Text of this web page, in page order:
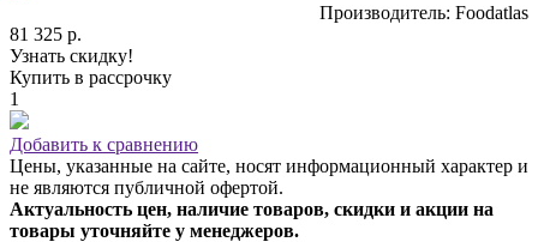
Производитель: Foodatlas
81 325 р.
Узнать скидку!
Купить в рассрочку
1
Добавить к сравнению
Цены, указанные на сайте, носят информационный характер и
не являются публичной офертой.
Актуальность цен, наличие товаров, скидки и акции на
товары уточняйте у менеджеров.